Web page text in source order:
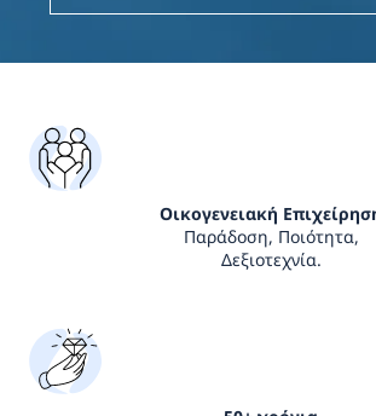
Οικογενειακή
Παράδοση, Ποιότητα,
Δεξιοτεχνία.